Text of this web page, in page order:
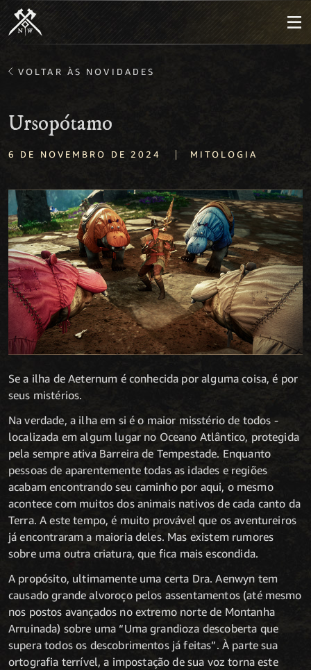
VOLTAR ÀS NOVIDADES
Ursopótamo
6 DE NOVEMBRO DE 2024 | MITOLOGIA
Se a ilha de Aeternum é conhecida por alguma coisa, é por
seus mistérios.
Na verdade, a ilha em si é o maior misstério de todos -
localizada em algum lugar no Oceano Atlântico, protegida
pela sempre ativa Barreira de Tempestade. Enquanto
pessoas de aparentemente todas as idades e regiões
acabam encontrando seu caminho por aqui, o mesmo
acontece com muitos dos animais nativos de cada canto da
Terra. A este tempo, é muito provável que os aventureiros
já encontraram a maioria deles. Mas existem rumores
sobre uma outra criatura, que fica mais escondida.
A propósito, ultimamente uma certa Dra. Aenwyn tem
causado grande alvoroço pelos assentamentos (até mesmo
nos postos avançados no extremo norte de Montanha
Arruinada) sobre uma “Uma grandioza descoberta que
supera todos os descobrimentos já feitas”. À parte sua
ortografia terrível, a impostação de sua voz torna este